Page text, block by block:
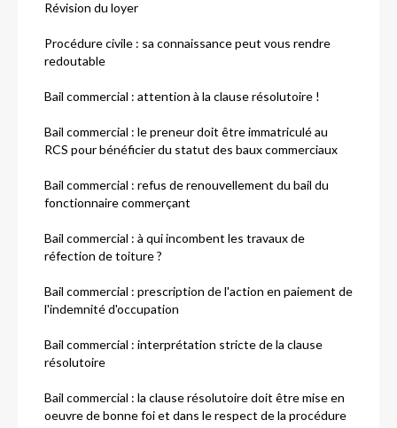
Révision du loyer
Procédure civile : sa connaissance peut vous rendre
redoutable
Bail commercial : attention à la clause résolutoire !
Bail commercial : le preneur doit être immatriculé au
RCS pour bénéficier du statut des baux commerciaux
Bail commercial : refus de renouvellement du bail du
fonctionnaire commerçant
Bail commercial : à qui incombent les travaux de
réfection de toiture ?
Bail commercial : prescription de l'action en paiement de
l'indemnité d'occupation
Bail commercial : interprétation stricte de la clause
résolutoire
Bail commercial : la clause résolutoire doit être mise en
oeuvre de bonne foi et dans le respect de la procédure